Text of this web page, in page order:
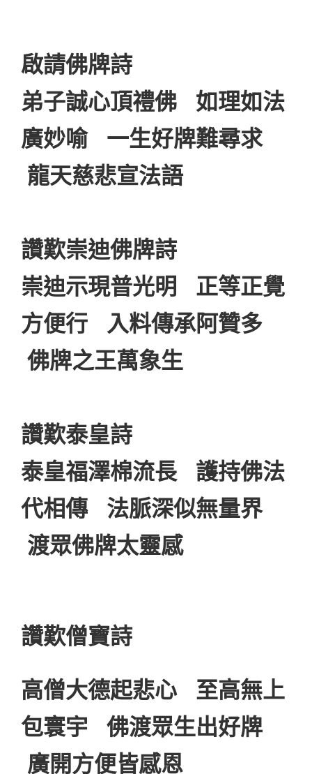
啟請佛牌詩
弟子誠心頂禮佛 如理如法
廣妙喻 一生好牌難尋求
龍天慈悲宣法語
讚歎崇迪佛牌詩
崇迪示現普光明 正等正覺
方便行 入料傳承阿贊多
佛牌之王萬象生
讚歎泰皇詩
泰皇福澤棉流長 護持佛法
代相傳 法脈深似無量界
渡眾佛牌太靈感
讚歎僧寶詩
高僧大德起悲心 至高無上
包寰宇 佛渡眾生出好牌
廣開方便皆感恩